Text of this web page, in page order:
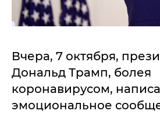
Вчера, 7 октября,
Дональд Трамп, болея
коронавирусом,
эмоциональное